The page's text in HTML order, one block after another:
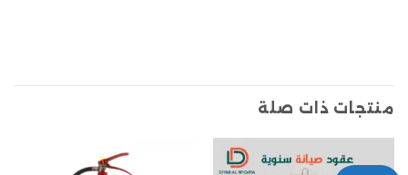
منتجات ذات صلة